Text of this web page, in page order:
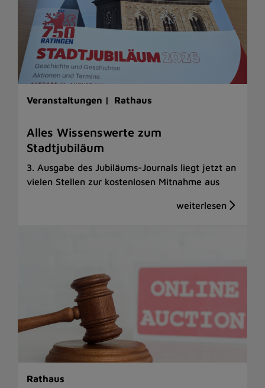
Veranstaltungen | Rathaus
Alles Wissenswerte zum
Stadtjubiläum
3. Ausgabe des Jubiläums-Journals liegt jetzt an
vielen Stellen zur kostenlosen Mitnahme aus
Rathaus